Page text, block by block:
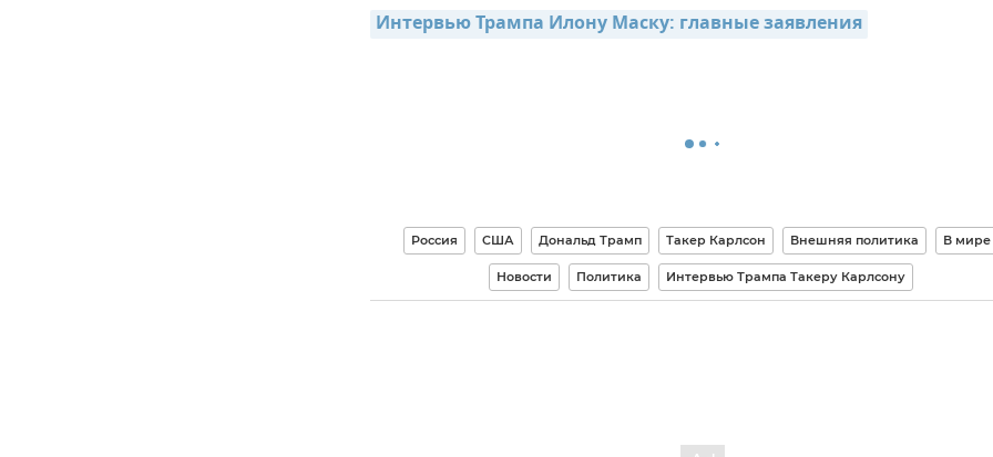
Интервью Трампа Илону Маску: главные заявления
Россия США Дональд Трамп Такер Карлсон Внешняя политика В мире
Новости Политика Интервью Трампа Такеру Карлсону